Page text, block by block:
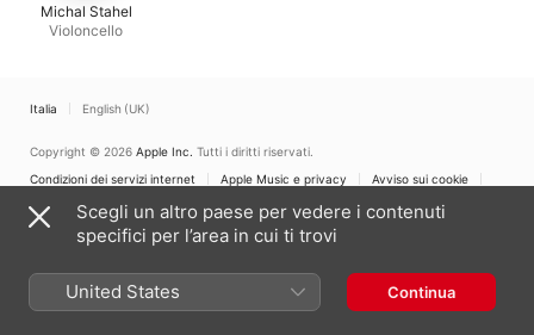
Michal Stahel
Violoncello
Italia English (UK)
Copyright © 2026 Apple Inc. Tutti i diritti riservati.
Condizioni dei servizi internet
Apple Music e privacy
Avviso sui cookie
Scegli un altro paese per vedere i contenuti
specifici per l’area in cui ti trovi
United States Continua